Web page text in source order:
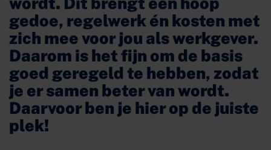
gedoe, regelwerk én kosten met
zich mee voor jou als werkgever.
Daarom is het fijn om de basis
goed geregeld te hebben, zodat
je er samen beter van wordt.
Daarvoor ben je hier op de juiste
plek!